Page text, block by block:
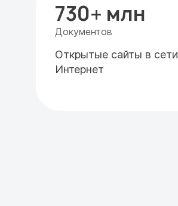
730+ млн
Документов
Открытые сайты в сети
Интернет